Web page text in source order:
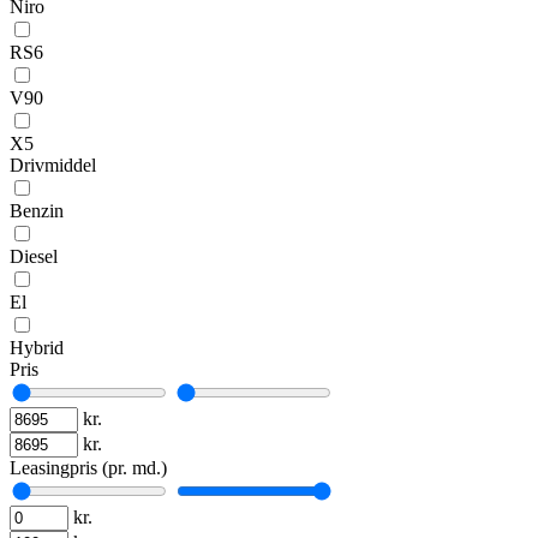
Niro
RS6
V90
X5
Drivmiddel
Benzin
Diesel
El
Hybrid
Pris
kr.
kr.
Leasingpris (pr. md.)
kr.